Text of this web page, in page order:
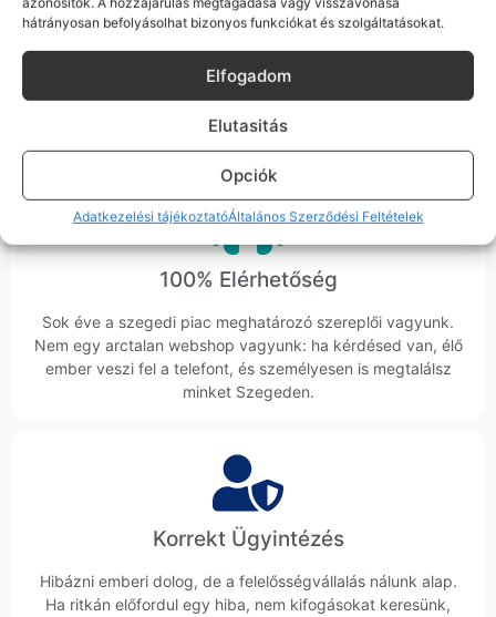
hátrányosan befolyásolhat bizonyos funkciókat és szolgáltatásokat.
Elfogadom
Elutasitás
Opciók
Adatkezelési tájékoztatóÁltalános Szerződési Feltételek
Ez mindig 100%-os, tesztelt állapotot jelent. iPhone-oknál
előfordulhat az "Ismeretlen alkatrész" jelzés, de ne aggódj, ez
csak a gyártó szoftveres üzenete – a telefonod ettől még
tökéletesen és hibátlanul teszi a dolgát! Ha valahol (pl. Samsung
termékleírásban külön jelezzük neked.
100% Elérhetőség
Sok éve a szegedi piac meghatározó szereplői vagyunk.
Nem egy arctalan webshop vagyunk: ha kérdésed van, élő
ember veszi fel a telefont, és személyesen is megtalálsz
minket Szegeden.
Korrekt Ügyintézés
Hibázni emberi dolog, de a felelősségvállalás nálunk alap.
Ha ritkán előfordul egy hiba, nem kifogásokat keresünk,